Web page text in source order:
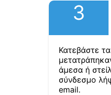
3
Κατεβάστε
άμεσα ή
σύνδεσμο
email.